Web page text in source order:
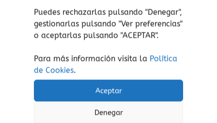
Puedes rechazarlas pulsando "Denegar",
gestionarlas pulsando "Ver preferencias"
o aceptarlas pulsando "ACEPTAR".
Para más información visita la Política
de Cookies.
Aceptar
Denegar
corriendo de un lado para otro, sin pararnos a
saborear los pequeños detalles de la vida.
importancia de pasar tiempo de calidad con
nuestros seres queridos.